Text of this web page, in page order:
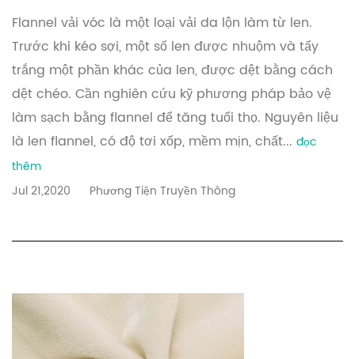
Flannel vải vóc là một loại vải da lộn làm từ len.
Trước khi kéo sợi, một số len được nhuộm và tẩy
trắng một phần khác của len, được dệt bằng cách
dệt chéo. Cần nghiên cứu kỹ phương pháp bảo vệ
làm sạch bằng flannel để tăng tuổi thọ. Nguyên liệu
là len flannel, có độ tơi xốp, mềm mịn, chất... đọc
thêm
Jul 21,2020
Phương Tiện Truyền Thông